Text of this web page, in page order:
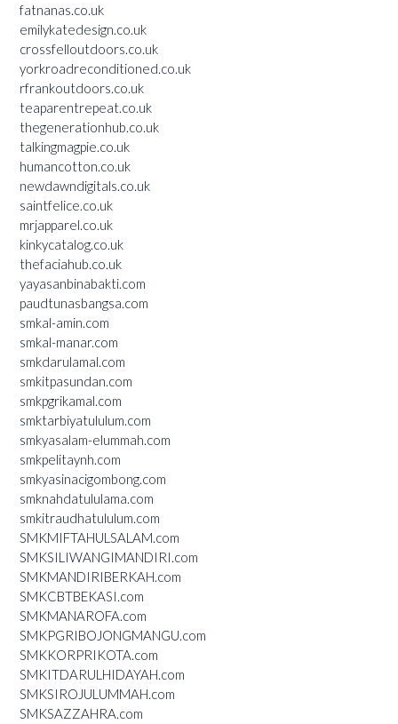
fatnanas.co.uk
emilykatedesign.co.uk
crossfelloutdoors.co.uk
yorkroadreconditioned.co.uk
rfrankoutdoors.co.uk
teaparentrepeat.co.uk
thegenerationhub.co.uk
talkingmagpie.co.uk
humancotton.co.uk
newdawndigitals.co.uk
saintfelice.co.uk
mrjapparel.co.uk
kinkycatalog.co.uk
thefaciahub.co.uk
yayasanbinabakti.com
paudtunasbangsa.com
smkal-amin.com
smkal-manar.com
smkdarulamal.com
smkitpasundan.com
smkpgrikamal.com
smktarbiyatululum.com
smkyasalam-elummah.com
smkpelitaynh.com
smkyasinacigombong.com
smknahdatululama.com
smkitraudhatululum.com
SMKMIFTAHULSALAM.com
SMKSILIWANGIMANDIRI.com
SMKMANDIRIBERKAH.com
SMKCBTBEKASI.com
SMKMANAROFA.com
SMKPGRIBOJONGMANGU.com
SMKKORPRIKOTA.com
SMKITDARULHIDAYAH.com
SMKSIROJULUMMAH.com
SMKSAZZAHRA.com